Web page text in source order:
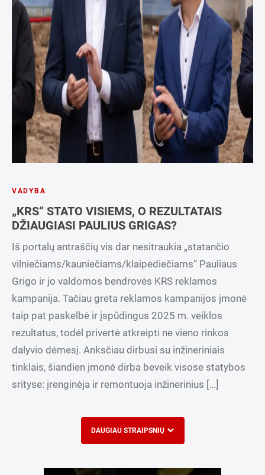
VADYBA
„KRS“ STATO VISIEMS, O REZULTATAIS
DŽIAUGIASI PAULIUS GRIGAS?
Iš portalų antraščių vis dar nesitraukia „statančio
vilniečiams/kauniečiams/klaipėdiečiams“ Pauliaus
Grigo ir jo valdomos bendrovės KRS reklamos
kampanija. Tačiau greta reklamos kampanijos įmonė
taip pat paskelbė ir įspūdingus 2025 m. veiklos
rezultatus, todėl privertė atkreipti ne vieno rinkos
dalyvio dėmesį. Anksčiau dirbusi su inžineriniais
tinklais, šiandien įmonė dirba beveik visose statybos
srityse: įrenginėja ir remontuoja inžinerinius […]
DAUGIAU STRAIPSNIŲ